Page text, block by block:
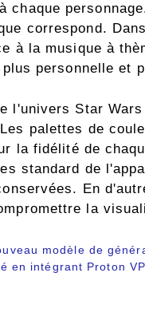
chaque
correspond.
à la musique à
personnelle et
l'univers Star
palettes de
la fidélité de
standard de
En
la
modèle de
en intégrant Proton